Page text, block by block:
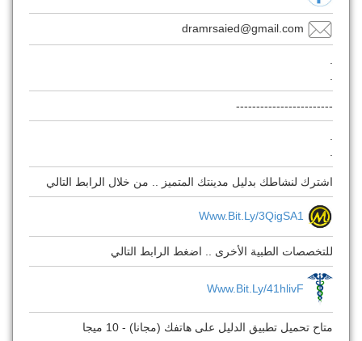
dramrsaied@gmail.com
------------------------
اشترك لنشاطك بدليل مدينتك المتميز .. من خلال الرابط التالي
Www.bit.ly/3QigSA1
للتخصصات الطبية الأخرى .. اضغط الرابط التالي
Www.bit.ly/41hlivF
متاح تحميل تطبيق الدليل على هاتفك (مجانا) - 10 ميجا